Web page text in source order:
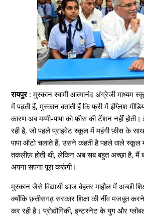
रायपुर :मुस्कान स्वामी आत्मानंद अंग्रेजी माध्यम
में पढ़ती हैं, मुस्कान बताती हैं कि फ्री में इंग्लिश
कारण अब मम्मी-पापा को फ़ीस की टेंशन नहीं
रही है, जो पहले प्राइवेट स्कूल में महंगी फ़ीस के
पापा ऑटो चलाते हैं, उसने कहती है पहले वाले
तकलीफ़ होती थी, लेकिन अब सब बहुत अच्छा है, मैं
अपना सपना पूरा करूंगी।
मुस्कान जैसे विद्यार्थी आज बेहतर माहौल में अच्छी
क्योंकि छत्तीसगढ़ सरकार शिक्षा की नींव मजबूत
कर रही है। प्रोद्यौगिकी, इन्टरनेट के युग और